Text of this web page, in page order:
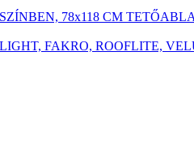
78x118 CM
FAKRO, ROOFLITE,